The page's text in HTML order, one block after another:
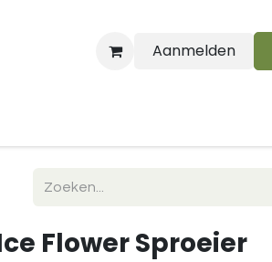
Aanmelden
Flower Sproeier